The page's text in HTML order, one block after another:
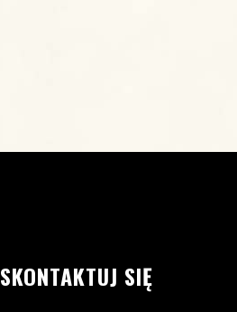
SKONTAKTUJ SIĘ